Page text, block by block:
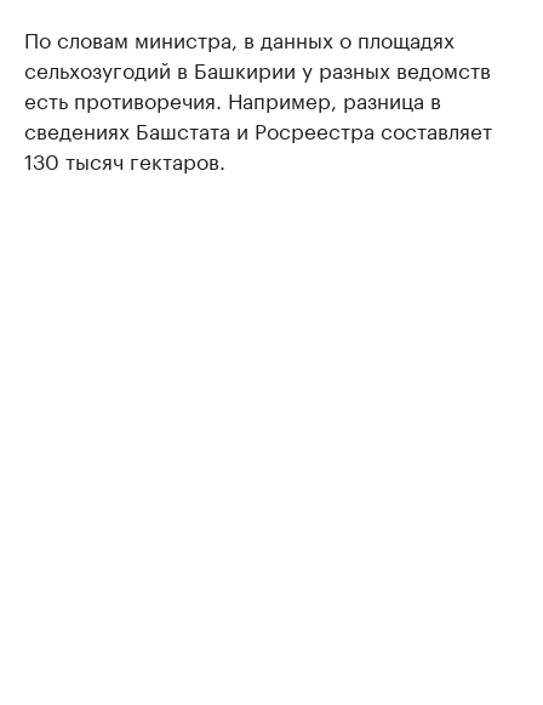
По словам министра, в данных о площадях
сельхозугодий в Башкирии у разных ведомств
есть противоречия. Например, разница в
сведениях Башстата и Росреестра составляет
130 тысяч гектаров.